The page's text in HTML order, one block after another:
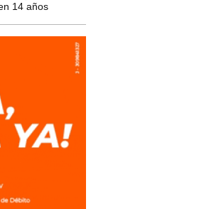
14 años